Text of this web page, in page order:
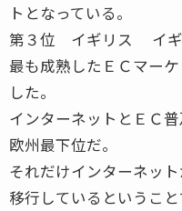
トとなっている。
第３位 イギリス イギ
最も成熟したＥＣマー
した。
インターネットとＥＣ
欧州最下位だ。
それだけインターネッ
移行しているというこ